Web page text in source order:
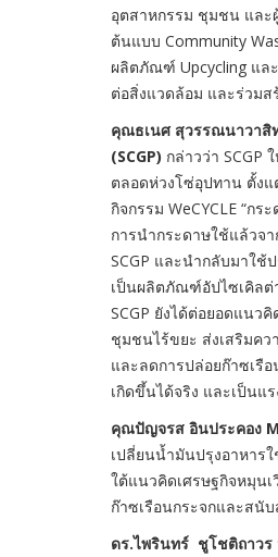
อุตสาหกรรม ชุมชน และ
ต้นแบบ Community
ผลิตภัณฑ์ Upcycling แล
ต่อสิ่งแวดล้อม และร่วมส
คุณธเนศ สุวรรณนาวาสิ
(SCGP) กล่าวว่า SCGP
ตลอดห่วงโซ่อุปทาน ตั้ง
กิจกรรม WeCYCLE “ก
การนำกระดาษใช้แล้วจ
SCGP และนำกลับมาใ
เป็นผลิตภัณฑ์อัปไซเคิลต่
SCGP ยังได้ต่อยอดแน
ชุมชนไร้ขยะ ส่งเสริมคว
และลดการปล่อยก๊าซเรื
เกิดขึ้นได้จริง และเป็น
คุณปัญจรส อินประคอง
เปลี่ยนน้ำมันปรุงอาหาร
ใต้แนวคิดเศรษฐกิจหมุน
ก๊าซเรือนกระจกและสนั
ดร.ไพรินทร์ ชูโชติถาวร